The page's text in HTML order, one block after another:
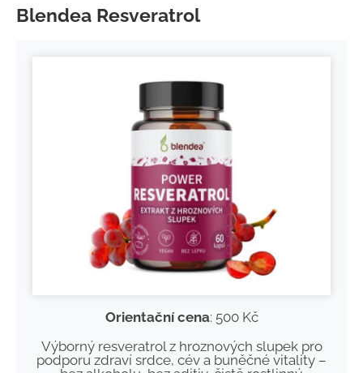
Blendea Resveratrol
Orientační cena: 500 Kč
Výborný resveratrol z hroznových slupek pro
podporu zdraví srdce, cév a buněčné vitality –